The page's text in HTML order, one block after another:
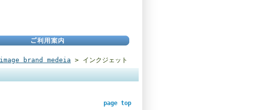
brand medeia > インクジェット
page top